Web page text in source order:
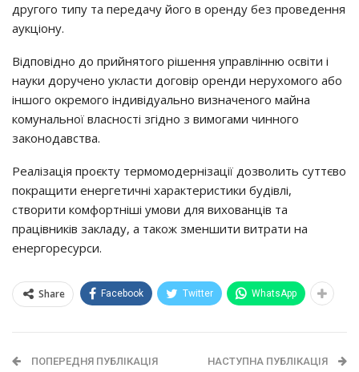
другого типу та передачу його в оренду без проведення
аукціону.
Відповідно до прийнятого рішення управлінню освіти і
науки доручено укласти договір оренди нерухомого або
іншого окремого індивідуально визначеного майна
комунальної власності згідно з вимогами чинного
законодавства.
Реалізація проєкту термомодернізації дозволить суттєво
покращити енергетичні характеристики будівлі,
створити комфортніші умови для вихованців та
працівників закладу, а також зменшити витрати на
енергоресурси.
Share Facebook Twitter WhatsApp
ПОПЕРЕДНЯ ПУБЛІКАЦІЯ НАСТУПНА ПУБЛІКАЦІЯ